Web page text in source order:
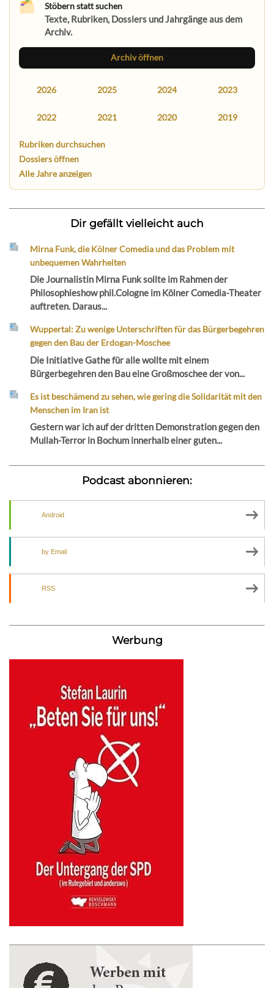
Stöbern statt suchen
Texte, Rubriken, Dossiers und Jahrgänge aus dem
Archiv.
Archiv öffnen
2026 2025 2024 2023
2022 2021 2020 2019
Rubriken durchsuchen
Dossiers öffnen
Alle Jahre anzeigen
Dir gefällt vielleicht auch
Mirna Funk, die Kölner Comedia und das Problem mit
unbequemen Wahrheiten
Die Journalistin Mirna Funk sollte im Rahmen der
Philosophieshow phil.Cologne im Kölner Comedia-Theater
auftreten. Daraus...
Wuppertal: Zu wenige Unterschriften für das Bürgerbegehren
gegen den Bau der Erdogan-Moschee
Die Initiative Gathe für alle wollte mit einem
Bürgerbegehren den Bau eine Großmoschee der von...
Es ist beschämend zu sehen, wie gering die Solidarität mit den
Menschen im Iran ist
Gestern war ich auf der dritten Demonstration gegen den
Mullah-Terror in Bochum innerhalb einer guten...
Podcast abonnieren:
Android
by Email
RSS
Werbung